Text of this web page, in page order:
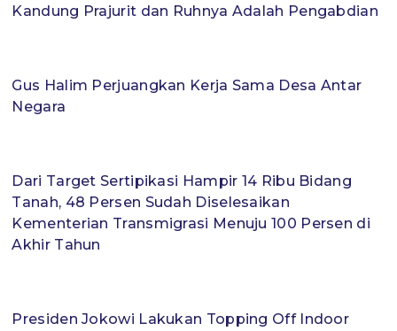
Kandung Prajurit dan Ruhnya Adalah Pengabdian
Gus Halim Perjuangkan Kerja Sama Desa Antar
Negara
Dari Target Sertipikasi Hampir 14 Ribu Bidang
Tanah, 48 Persen Sudah Diselesaikan
Kementerian Transmigrasi Menuju 100 Persen di
Akhir Tahun
Presiden Jokowi Lakukan Topping Off Indoor